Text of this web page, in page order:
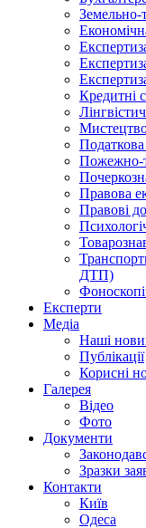
Земельно-
Кредитні
Пожежно-
Правова
Правові
ДТП)
Експерти
Медіа
Наші
Публікації
Корисні
Галерея
Відео
Фото
Документи
Зразки
Контакти
Київ
Одеса